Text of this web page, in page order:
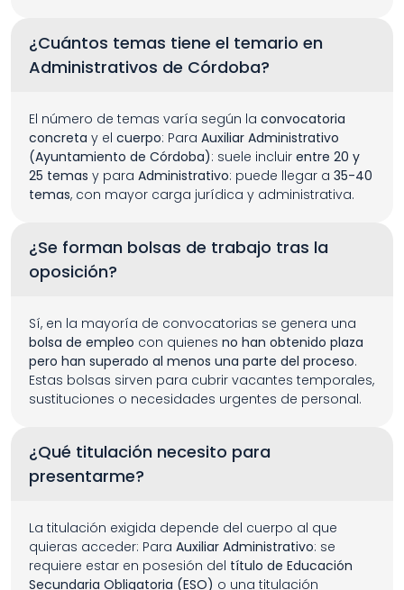
¿Cuántos temas tiene el temario en
Administrativos de Córdoba?
El número de temas varía según la convocatoria
concreta y el cuerpo: Para Auxiliar Administrativo
(Ayuntamiento de Córdoba): suele incluir entre 20 y
25 temas y para Administrativo: puede llegar a 35-40
temas, con mayor carga jurídica y administrativa.
¿Se forman bolsas de trabajo tras la
oposición?
bolsa de empleo con quienes no han obtenido plaza
pero han superado al menos una parte del proceso.
Estas bolsas sirven para cubrir vacantes temporales,
sustituciones o necesidades urgentes de personal.
¿Qué titulación necesito para
presentarme?
La titulación exigida depende del cuerpo al que
quieras acceder: Para Auxiliar Administrativo: se
requiere estar en posesión del título de Educación
Secundaria Obligatoria (ESO) o una titulación